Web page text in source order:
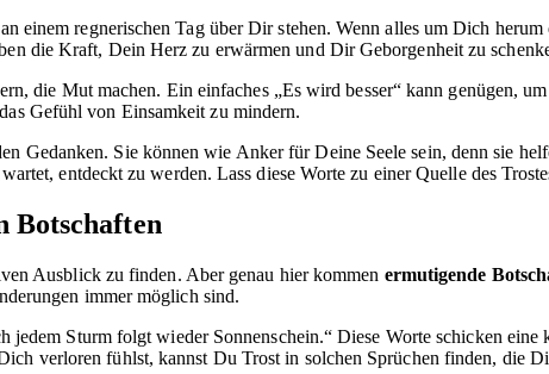
einem regnerischen Tag über Dir stehen. Wenn alles um Dich
die Kraft, Dein Herz zu erwärmen und Dir Geborgenheit zu
die Mut machen. Ein einfaches „Es wird besser“ kann genügen,
Gefühl von Einsamkeit zu mindern.
Gedanken. Sie können wie Anker für Deine Seele sein, denn sie
entdeckt zu werden. Lass diese Worte zu einer Quelle des
Botschaften
Ausblick zu finden. Aber genau hier kommen ermutigende
immer möglich sind.
jedem Sturm folgt wieder Sonnenschein.“ Diese Worte schicken
verloren fühlst, kannst Du Trost in solchen Sprüchen finden, die